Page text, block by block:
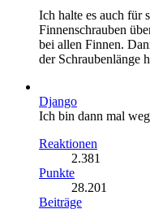
Ich halte es auch für
Finnenschrauben
bei allen Finnen.
der Schraubenlänge
Django
Ich bin dann mal weg
Reaktionen
2.381
Punkte
28.201
Beiträge